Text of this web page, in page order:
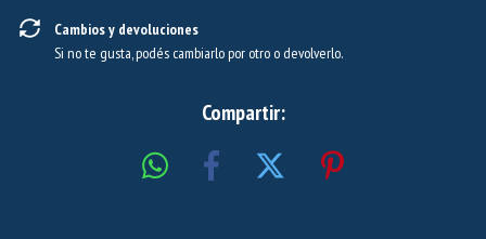
Cambios y devoluciones
Si no te gusta, podés cambiarlo por otro o devolverlo.
Compartir: